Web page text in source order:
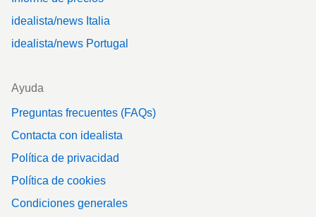
idealista/news Italia
idealista/news Portugal
Ayuda
Preguntas frecuentes (FAQs)
Contacta con idealista
Política de privacidad
Política de cookies
Condiciones generales